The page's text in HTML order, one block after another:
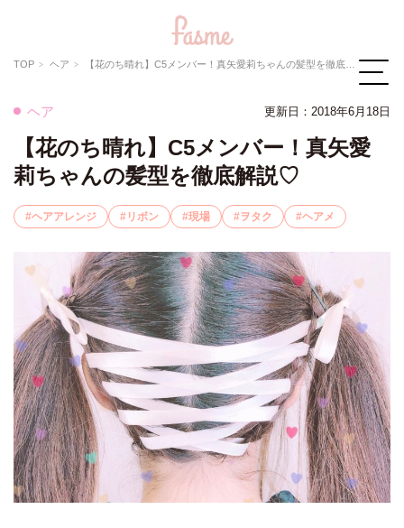
TOP ヘア 【花のち晴れ】C5メンバー！真矢愛莉ちゃんの髪型を徹底解説♡
ヘア 更新日：2018年6月18日
【花のち晴れ】C5メンバー！真矢愛
莉ちゃんの髪型を徹底解説♡
ヘアアレンジ リボン 現場 ヲタク ヘアメ